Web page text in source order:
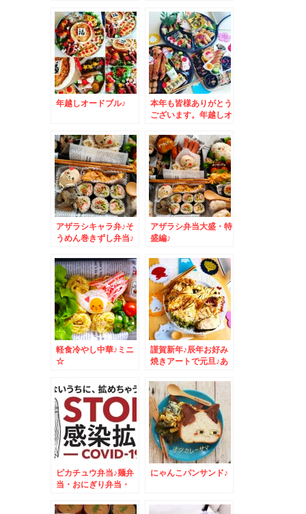
ットカット」ドンだけ
～～～！！！？？？(
´艸｀)
年越しオードブル♪
本年も皆様ありがとう
ございます。年越しオ
アザラシキャラ弁♪そ
うめん巻きずし弁当♪
アザラシ弁当大盛・特
盛編♪
軽食冷やし中華♪ミニ
☆
謹賀新年♪辰年お好み
焼きアートで元旦♪あ
ざいます！！
ピカチュウ弁当♪麺弁
当・おにぎり弁当・
色々
にゃんこパンサンド♪